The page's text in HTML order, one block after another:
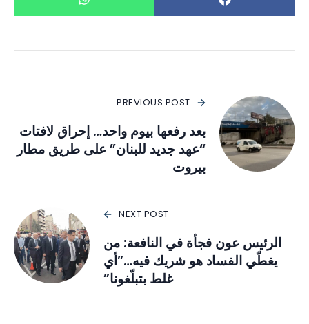
PREVIOUS POST
بعد رفعها بيوم واحد… إحراق لافتات
“عهد جديد للبنان” على طريق مطار
بيروت
NEXT POST
الرئيس عون فجأة في النافعة: من
يغطّي الفساد هو شريك فيه…”أي
غلط بتبلّغونا”